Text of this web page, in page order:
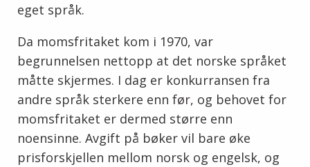
eget språk.
Da momsfritaket kom i 1970, var
begrunnelsen nettopp at det norske språket
måtte skjermes. I dag er konkurransen fra
andre språk sterkere enn før, og behovet for
momsfritaket er dermed større enn
noensinne. Avgift på bøker vil bare øke
prisforskjellen mellom norsk og engelsk, og